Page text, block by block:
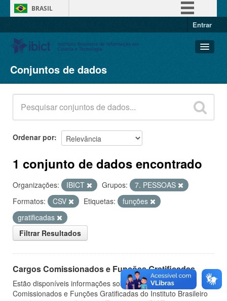
BRASIL
Entrar
Conjuntos de dados
Organizações
Grupos
Sobre
Conjuntos de dados
Ordenar por
1 conjunto de dados encontrado
Organizações: IBICT Grupos:
7. PESSOAS
Formatos:
CSV Etiquetas:
funções
gratificadas
Filtrar Resultados
Cargos Comissionados e Funções Gratificadas
Estão disponíveis informações sobre os Cargos
Comissionados e Funções Gratificadas do Instituto Brasileiro